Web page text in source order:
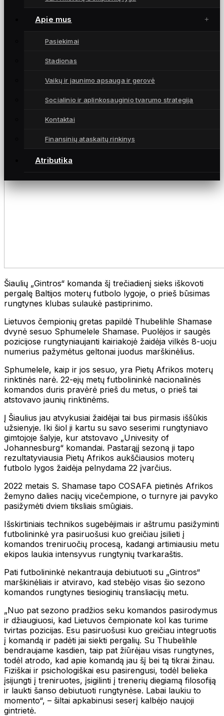
Apie mus
Pasiekimai
Stadionas
Vaikų ir jaunimo apsauga ir gerovė
Socialinio ir aplinkosauginio tvarumo strategija
Kontaktai
Finansinių ataskaitų rinkinys
Atributika
Šiaulių „Gintros“ komanda šį trečiadienį sieks iškovoti
pergalę Baltijos moterų futbolo lygoje, o prieš būsimas
rungtynes klubas sulaukė pastiprinimo.
Lietuvos čempionių gretas papildė Thubelihle Shamase
dvynė sesuo Sphumelele Shamase. Puolėjos ir saugės
pozicijose rungtyniaujanti kairiakojė žaidėja vilkės 8-uoju
numerius pažymėtus geltonai juodus marškinėlius.
Sphumelele, kaip ir jos sesuo, yra Pietų Afrikos moterų
rinktinės narė. 22-ejų metų futbolininkė nacionalinės
komandos duris pravėrė prieš du metus, o prieš tai
atstovavo jaunių rinktinėms.
Į Šiaulius jau atvykusiai žaidėjai tai bus pirmasis iššūkis
užsienyje. Iki šiol ji kartu su savo seserimi rungtyniavo
gimtojoje šalyje, kur atstovavo „Univesity of
Johannesburg“ komandai. Pastarąjį sezoną ji tapo
rezultatyviausia Pietų Afrikos aukščiausios moterų
futbolo lygos žaidėja pelnydama 22 įvarčius.
2022 metais S. Shamase tapo COSAFA pietinės Afrikos
žemyno dalies nacijų vicečempione, o turnyre jai pavyko
pasižymėti dviem tiksliais smūgiais.
Išskirtiniais technikos sugebėjimais ir aštrumu pasižyminti
futbolininkė yra pasiruošusi kuo greičiau įsilieti į
komandos treniruočių procesą, kadangi artimiausiu metu
ekipos laukia intensyvus rungtynių tvarkaraštis.
Pati futbolininkė nekantrauja debiutuoti su „Gintros“
marškinėliais ir atviravo, kad stebėjo visas šio sezono
komandos rungtynes tiesioginių transliacijų metu.
„Nuo pat sezono pradžios seku komandos pasirodymus
ir džiaugiuosi, kad Lietuvos čempionate kol kas turime
tvirtas pozicijas. Esu pasiruošusi kuo greičiau integruotis
į komandą ir padėti jai siekti pergalių. Su Thubelihle
bendraujame kasdien, taip pat žiūrėjau visas rungtynes,
todėl atrodo, kad apie komandą jau šį bei tą tikrai žinau.
Fiziškai ir psichologiškai esu pasirengusi, todėl belieka
įsijungti į treniruotes, įsigilinti į trenerių diegiamą filosofiją
ir laukti šanso debiutuoti rungtynėse. Labai laukiu to
momento“, – šiltai apkabinusi seserį kalbėjo naujoji
gintrietė.